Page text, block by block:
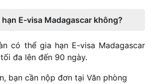
hạn E-visa Madagascar không?
có thể gia hạn E-visa Madagascar
đa lên đến 90 ngày.
bạn cần nộp đơn tại Văn phòng